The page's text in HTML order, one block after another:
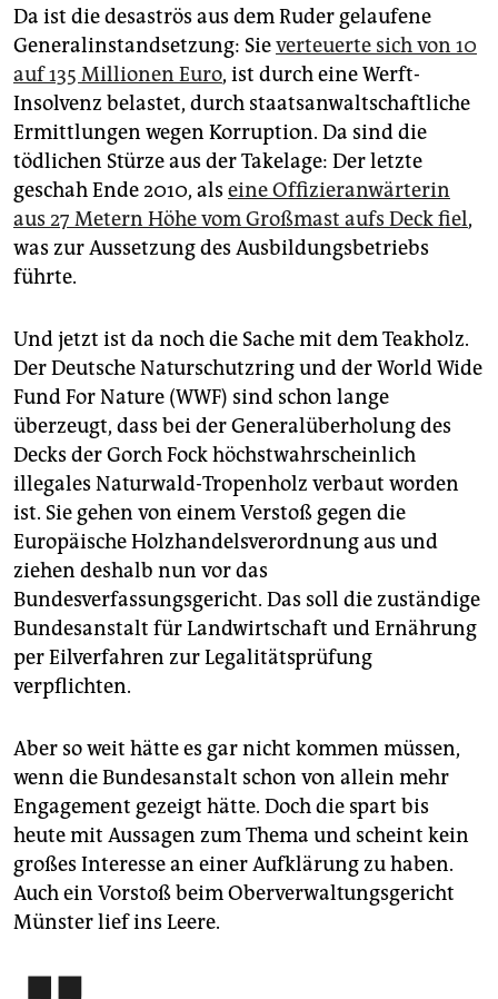
Da ist die desaströs aus dem Ruder gelaufene
Generalinstandsetzung: Sieverteuerte sich von 10
auf 135 Millionen Euro, ist durch eine Werft-
Insolvenz belastet, durch staatsanwaltschaftliche
Ermittlungen wegen Korruption. Da sind die
tödlichen Stürze aus der Takelage: Der letzte
geschah Ende 2010, als eine Offizieranwärterin
aus 27 Metern Höhe vom Großmast aufs Deck fiel,
was zur Aussetzung des Ausbildungsbetriebs
führte.
Und jetzt ist da noch die Sache mit dem Teakholz.
Der Deutsche Naturschutzring und der World Wide
Fund For Nature (WWF) sind schon lange
überzeugt, dass bei der General­überholung des
Decks der Gorch Fock höchstwahrscheinlich
illegales Naturwald-Tropenholz verbaut worden
ist. Sie gehen von einem Verstoß gegen die
Europäische Holzhandelsverordnung aus und
ziehen deshalb nun vor das
Bundesverfassungsgericht. Das soll die zuständige
Bundesanstalt für Landwirtschaft und Ernährung
per Eilverfahren zur Legalitätsprüfung
verpflichten.
Aber so weit hätte es gar nicht kommen müssen,
wenn die Bundesanstalt schon von allein mehr
Engagement gezeigt hätte. Doch die spart bis
heute mit Aussagen zum Thema und scheint kein
großes Interesse an einer Aufklärung zu haben.
Auch ein Vorstoß beim Oberverwaltungsgericht
Münster lief ins Leere.